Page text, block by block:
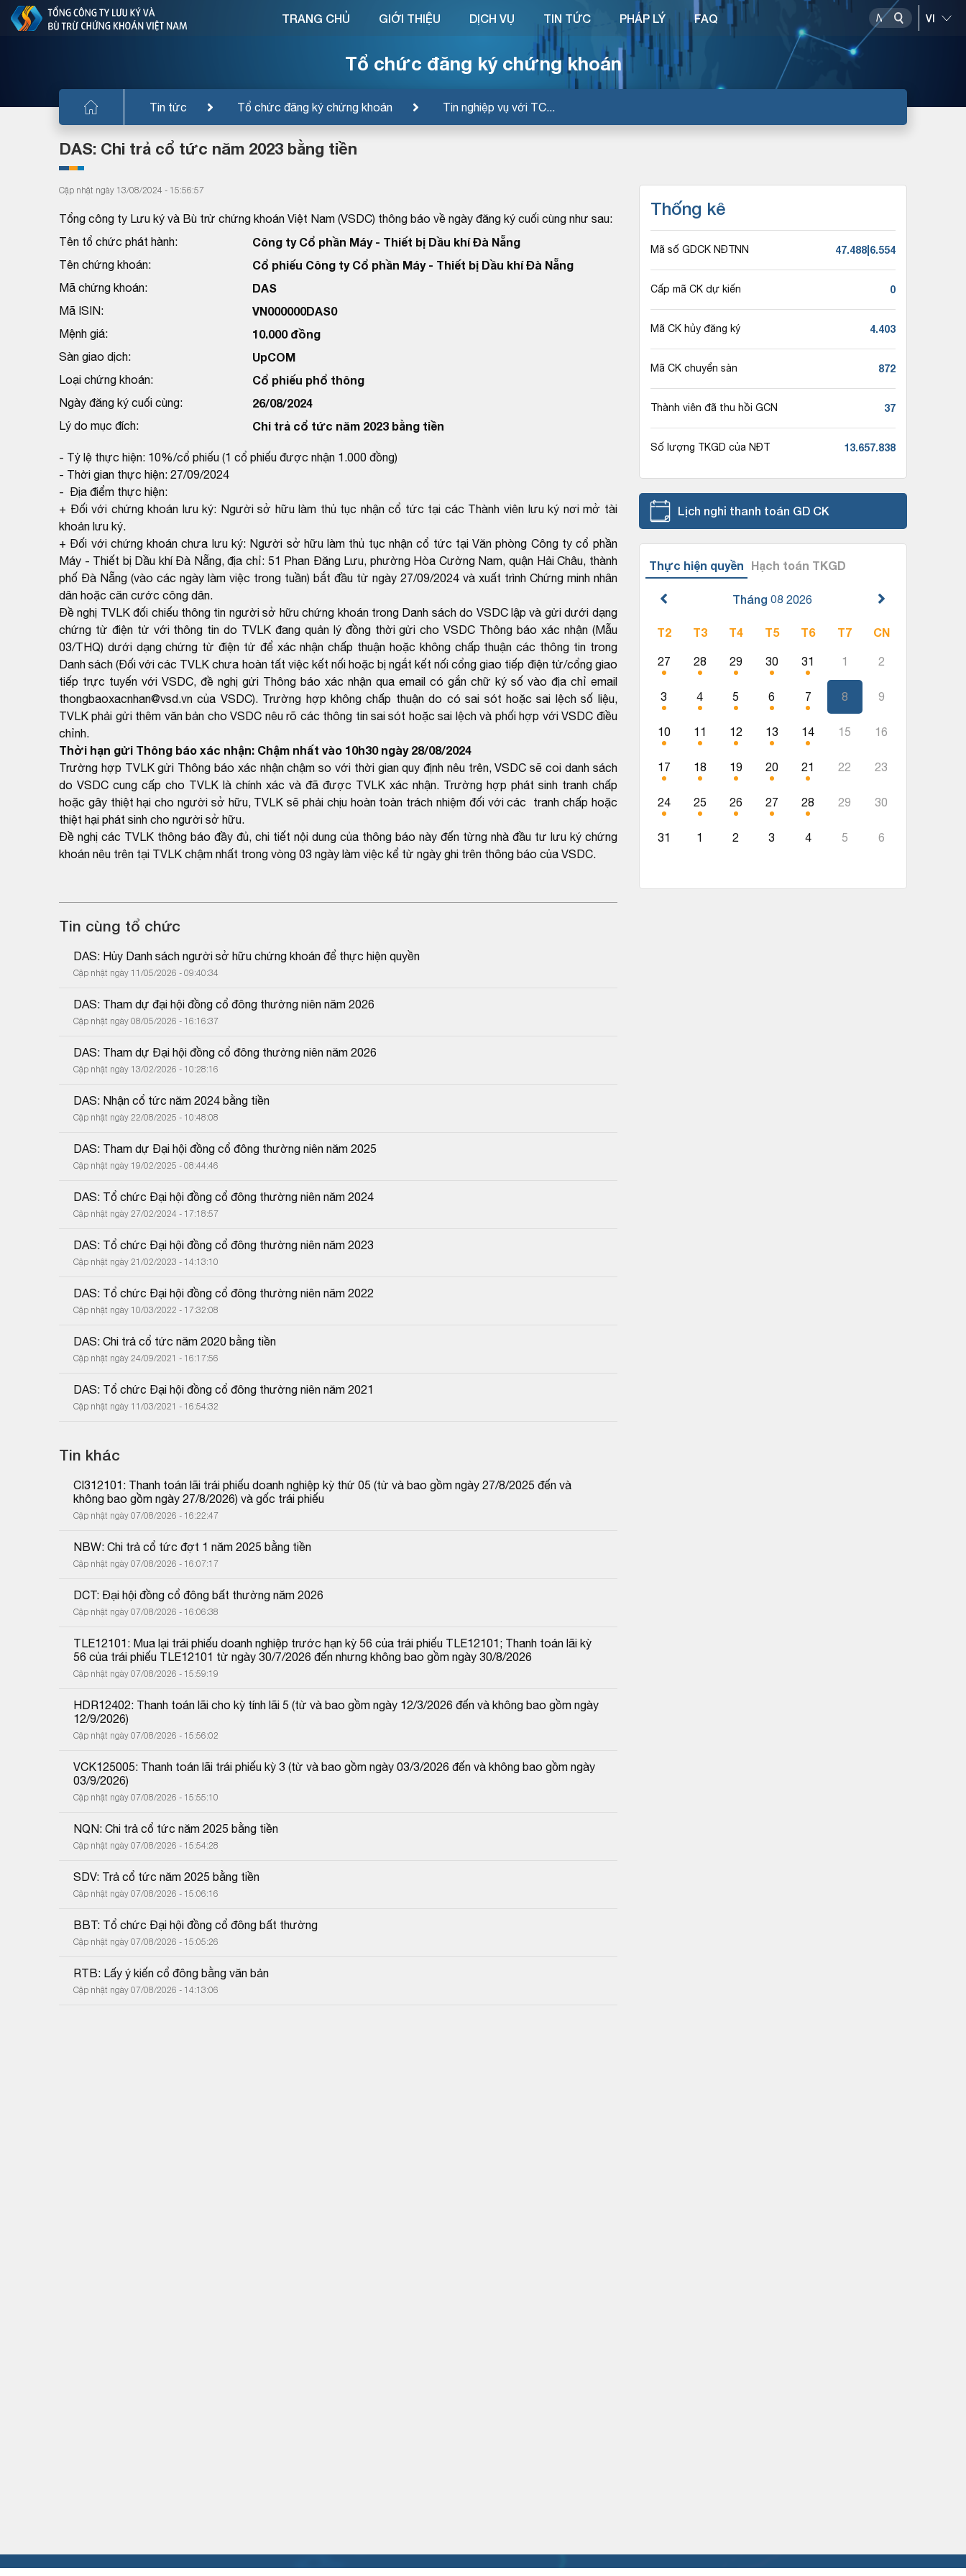
Tổ chức đăng ký chứng khoán
Tin tức Tổ chức đăng ký chứng khoán Tin nghiệp vụ với TC...
TRANG CHỦ GIỚI THIỆU DỊCH VỤ TIN TỨC PHÁP LÝ FAQ
DAS: Chi trả cổ tức năm 2023 bằng tiền
Cập nhật ngày 13/08/2024 - 15:56:57
Tổng công ty Lưu ký và Bù trừ chứng khoán Việt Nam (VSDC) thông báo về ngày đăng ký cuối cùng như sau:
Tên tổ chức phát hành:
Công ty Cổ phần Máy - Thiết bị Dầu khí Đà Nẵng
Tên chứng khoán: Cổ phiếu Công ty Cổ phần Máy - Thiết bị Dầu khí Đà Nẵng
Mã chứng khoán: DAS
Mã ISIN: VN000000DAS0
Mệnh giá: 10.000 đồng
Sàn giao dịch: UpCOM
Loại chứng khoán: Cổ phiếu phổ thông
Ngày đăng ký cuối cùng: 26/08/2024
Lý do mục đích: Chi trả cổ tức năm 2023 bằng tiền
- Tỷ lệ thực hiện: 10%/cổ phiếu (1 cổ phiếu được nhận 1.000 đồng)
- Thời gian thực hiện: 27/09/2024
- Địa điểm thực hiện:
+ Đối với chứng khoán lưu ký: Người sở hữu làm thủ tục nhận cổ tức tại các Thành viên lưu ký nơi mở tài
khoản lưu ký.
+ Đối với chứng khoán chưa lưu ký: Người sở hữu làm thủ tục nhận cổ tức tại Văn phòng Công ty cổ phần
Máy - Thiết bị Dầu khí Đà Nẵng, địa chỉ: 51 Phan Đăng Lưu, phường Hòa Cường Nam, quận Hải Châu, thành
phố Đà Nẵng (vào các ngày làm việc trong tuần) bắt đầu từ ngày 27/09/2024 và xuất trình Chứng minh nhân
dân hoặc căn cước công dân.
Đề nghị TVLK đối chiếu thông tin người sở hữu chứng khoán trong Danh sách do VSDC lập và gửi dưới dạng
chứng từ điện tử với thông tin do TVLK đang quản lý đồng thời gửi cho VSDC Thông báo xác nhận (Mẫu
03/THQ) dưới dạng chứng từ điện tử để xác nhận chấp thuận hoặc không chấp thuận các thông tin trong
Danh sách (Đối với các TVLK chưa hoàn tất việc kết nối hoặc bị ngắt kết nối cổng giao tiếp điện tử/cổng giao
tiếp trực tuyến với VSDC, đề nghị gửi Thông báo xác nhận qua email có gắn chữ ký số vào địa chỉ email
thongbaoxacnhan@vsd.vn của VSDC). Trường hợp không chấp thuận do có sai sót hoặc sai lệch số liệu,
TVLK phải gửi thêm văn bản cho VSDC nêu rõ các thông tin sai sót hoặc sai lệch và phối hợp với VSDC điều
chỉnh.
Thời hạn gửi Thông báo xác nhận: Chậm nhất vào 10h30 ngày 28/08/2024
Trường hợp TVLK gửi Thông báo xác nhận chậm so với thời gian quy định nêu trên, VSDC sẽ coi danh sách
do VSDC cung cấp cho TVLK là chính xác và đã được TVLK xác nhận. Trường hợp phát sinh tranh chấp
hoặc gây thiệt hại cho người sở hữu, TVLK sẽ phải chịu hoàn toàn trách nhiệm đối với các tranh chấp hoặc
thiệt hại phát sinh cho người sở hữu.
Đề nghị các TVLK thông báo đầy đủ, chi tiết nội dung của thông báo này đến từng nhà đầu tư lưu ký chứng
khoán nêu trên tại TVLK chậm nhất trong vòng 03 ngày làm việc kể từ ngày ghi trên thông báo của VSDC.
Tin cùng tổ chức
DAS: Hủy Danh sách người sở hữu chứng khoán để thực hiện quyền
Cập nhật ngày 11/05/2026 - 09:40:34
DAS: Tham dự đại hội đồng cổ đông thường niên năm 2026
Cập nhật ngày 08/05/2026 - 16:16:37
DAS: Tham dự Đại hội đồng cổ đông thường niên năm 2026
Cập nhật ngày 13/02/2026 - 10:28:16
DAS: Nhận cổ tức năm 2024 bằng tiền
Cập nhật ngày 22/08/2025 - 10:48:08
DAS: Tham dự Đại hội đồng cổ đông thường niên năm 2025
Cập nhật ngày 19/02/2025 - 08:44:46
DAS: Tổ chức Đại hội đồng cổ đông thường niên năm 2024
Cập nhật ngày 27/02/2024 - 17:18:57
DAS: Tổ chức Đại hội đồng cổ đông thường niên năm 2023
Cập nhật ngày 21/02/2023 - 14:13:10
DAS: Tổ chức Đại hội đồng cổ đông thường niên năm 2022
Cập nhật ngày 10/03/2022 - 17:32:08
DAS: Chi trả cổ tức năm 2020 bằng tiền
Cập nhật ngày 24/09/2021 - 16:17:56
DAS: Tổ chức Đại hội đồng cổ đông thường niên năm 2021
Cập nhật ngày 11/03/2021 - 16:54:32
Tin khác
CI312101: Thanh toán lãi trái phiếu doanh nghiệp kỳ thứ 05 (từ và bao gồm ngày 27/8/2025 đến và
không bao gồm ngày 27/8/2026) và gốc trái phiếu
Cập nhật ngày 07/08/2026 - 16:22:47
NBW: Chi trả cổ tức đợt 1 năm 2025 bằng tiền
Cập nhật ngày 07/08/2026 - 16:07:17
DCT: Đại hội đồng cổ đông bất thường năm 2026
Cập nhật ngày 07/08/2026 - 16:06:38
TLE12101: Mua lại trái phiếu doanh nghiệp trước hạn kỳ 56 của trái phiếu TLE12101; Thanh toán lãi kỳ
56 của trái phiếu TLE12101 từ ngày 30/7/2026 đến nhưng không bao gồm ngày 30/8/2026
Cập nhật ngày 07/08/2026 - 15:59:19
HDR12402: Thanh toán lãi cho kỳ tính lãi 5 (từ và bao gồm ngày 12/3/2026 đến và không bao gồm ngày
12/9/2026)
Cập nhật ngày 07/08/2026 - 15:56:02
VCK125005: Thanh toán lãi trái phiếu kỳ 3 (từ và bao gồm ngày 03/3/2026 đến và không bao gồm ngày
03/9/2026)
Cập nhật ngày 07/08/2026 - 15:55:10
NQN: Chi trả cổ tức năm 2025 bằng tiền
Cập nhật ngày 07/08/2026 - 15:54:28
SDV: Trả cổ tức năm 2025 bằng tiền
Cập nhật ngày 07/08/2026 - 15:06:16
BBT: Tổ chức Đại hội đồng cổ đông bất thường
Cập nhật ngày 07/08/2026 - 15:05:26
RTB: Lấy ý kiến cổ đông bằng văn bản
Cập nhật ngày 07/08/2026 - 14:13:06
Thống kê
Mã số GDCK NĐTNN 47.488|6.554
Cấp mã CK dự kiến 0
Mã CK hủy đăng ký 4.403
Mã CK chuyển sàn 872
Thành viên đã thu hồi GCN 37
Số lượng TKGD của NĐT 13.657.838
Lịch nghỉ thanh toán GD CK
Thực hiện quyền Hạch toán TKGD
Tháng 08 2026
T2 T3 T4 T5 T6 T7 CN
27 28 29 30 31 1 2
3 4 5 6 7 8 9
10 11 12 13 14 15 16
17 18 19 20 21 22 23
24 25 26 27 28 29 30
31 1 2 3 4 5 6